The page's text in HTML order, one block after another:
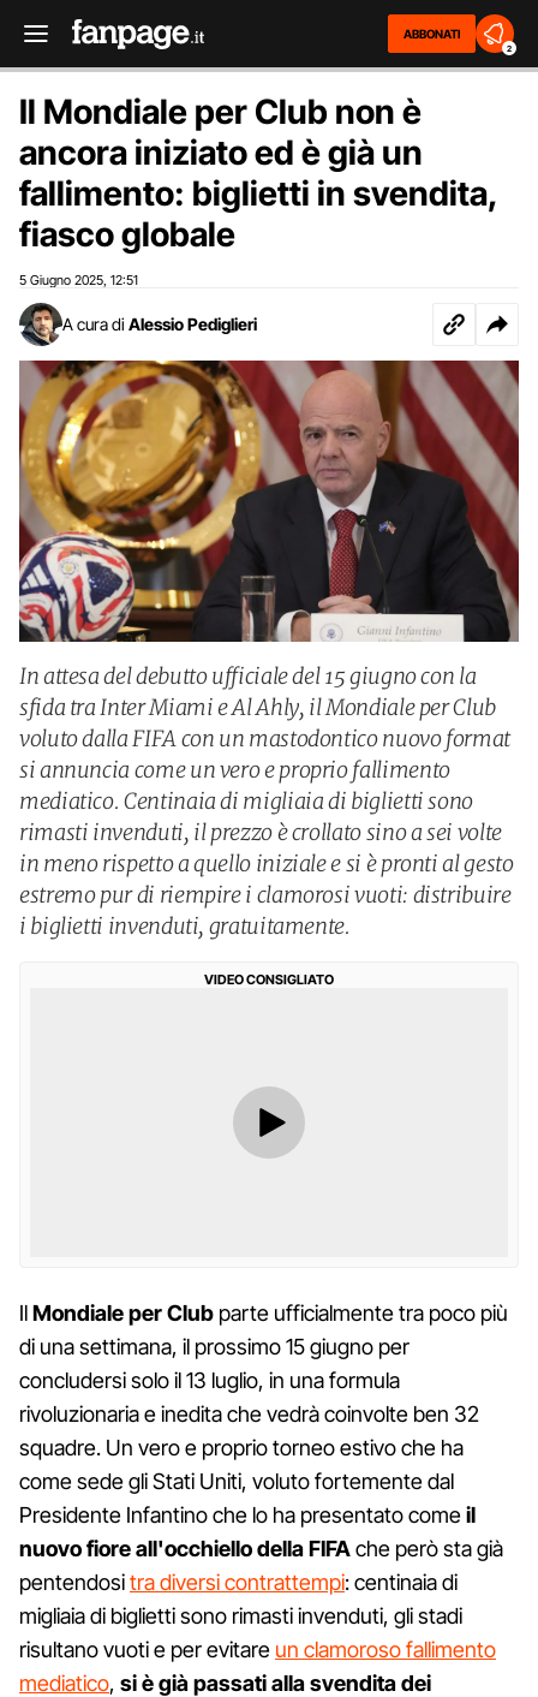
ABBONATI
2
Il Mondiale per Club non è
ancora iniziato ed è già un
fallimento: biglietti in svendita,
fiasco globale
5 Giugno 2025 12:51
A cura di Alessio Pediglieri
In attesa del debutto ufficiale del 15 giugno con la
sfida tra Inter Miami e Al Ahly, il Mondiale per Club
voluto dalla FIFA con un mastodontico nuovo format
si annuncia come un vero e proprio fallimento
mediatico. Centinaia di migliaia di biglietti sono
rimasti invenduti, il prezzo è crollato sino a sei volte
in meno rispetto a quello iniziale e si è pronti al gesto
estremo pur di riempire i clamorosi vuoti: distribuire
i biglietti invenduti, gratuitamente.
VIDEO CONSIGLIATO
IlMondiale per Club parte ufficialmente tra poco più
di una settimana, il prossimo 15 giugno per
concludersi solo il 13 luglio, in una formula
rivoluzionaria e inedita che vedrà coinvolte ben 32
squadre. Un vero e proprio torneo estivo che ha
come sede gli Stati Uniti, voluto fortemente dal
Presidente Infantino che lo ha presentato comeil
nuovo fiore all'occhiello della FIFAche però sta già
pentendositra diversi contrattempi: centinaia di
migliaia di biglietti sono rimasti invenduti, gli stadi
risultano vuoti e per evitare un clamoroso fallimento
mediatico, si è già passati alla svendita dei